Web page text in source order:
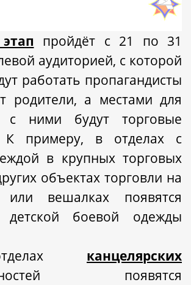
пройдёт с 21 по 31
аудиторией, с которой
работать пропагандисты
родители, а местами для
с ними будут торговые
К примеру, в отделах с
в крупных торговых
объектах торговли на
или вешалках появятся
детской боевой одежды
канцелярских
появятся